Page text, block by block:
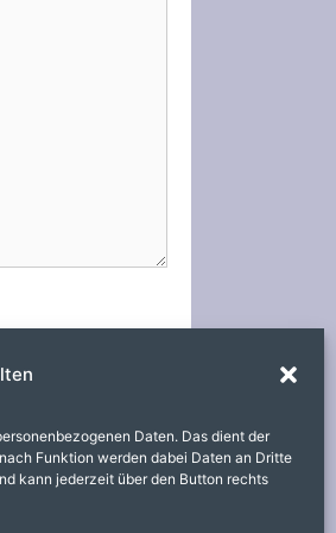
Daten. Das dient der
Funktion werden dabei Daten an Dritte
kann jederzeit über den Button rechts